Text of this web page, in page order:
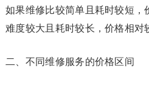
如果维修比较简单且耗时较短，
难度较大且耗时较长，价格相对
二、不同维修服务的价格区间